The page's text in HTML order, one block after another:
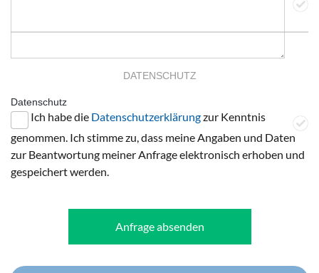
DATENSCHUTZ
Datenschutz
Ich habe die Datenschutzerklärungzur Kenntnis
genommen. Ich stimme zu, dass meine Angaben und Daten
zur Beantwortung meiner Anfrage elektronisch erhoben und
gespeichert werden.
Anfrage absenden